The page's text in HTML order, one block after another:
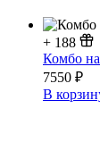
+ 188
Комбо
7550 ₽
В